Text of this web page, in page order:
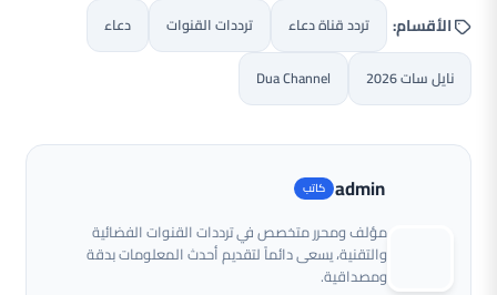
الأقسام: تردد قناة دعاء ترددات القنوات دعاء
نايل سات 2026 Dua Channel
admin
مؤلف ومحرر متخصص في ترددات القنوات الفضائية
والتقنية، يسعى دائماً لتقديم أحدث المعلومات بدقة
ومصداقية.